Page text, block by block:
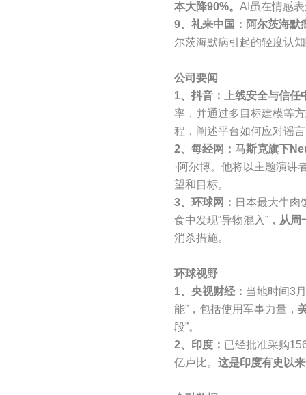
本大降90%。 AI虽在情感
9、礼来中国：阿尔茨海默
尔茨海默病引起的轻度认
公司要闻
1、抖音：上线安全与信任
率，并通过多目标建模等
程，阐述平台如何应对谣
2、每经网：马斯克旗下
·阿尔博。他将以主题演讲
望和目标。
3、环球网： 日本最大牛肉
食中发现“异物混入”， 从周
消杀措施。
环球视野
1、央视财经： 当地时间3
能”，包括使用军事力量，
段”。
2、印度： 已经批准采购
亿卢比。 这是印度有史以